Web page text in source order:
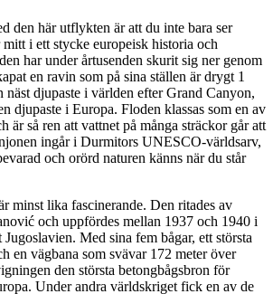
den här utflykten är att du inte bara ser
mitt i ett stycke europeisk historia och
har under årtusenden skurit sig ner genom
en ravin som på sina ställen är drygt 1
djupaste i världen efter Grand Canyon,
djupaste i Europa. Floden klassas som en av
är så ren att vattnet på många sträckor går att
ingår i Durmitors UNESCO-världsarv,
och orörd naturen känns när du står
minst lika fascinerande. Den ritades av
och uppfördes mellan 1937 och 1940 i
Med sina fem bågar, ett största
en vägbana som svävar 172 meter över
den största betongbågsbron för
Under andra världskriget fick en av de